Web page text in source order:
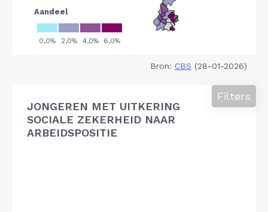
Bron: CBS (28-01-2026)
JONGEREN MET UITKERING
SOCIALE ZEKERHEID NAAR
ARBEIDSPOSITIE
Filters